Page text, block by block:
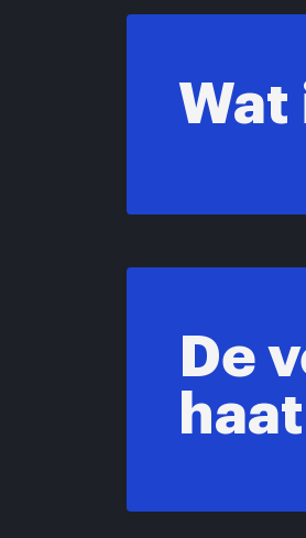
Wat
De
haat